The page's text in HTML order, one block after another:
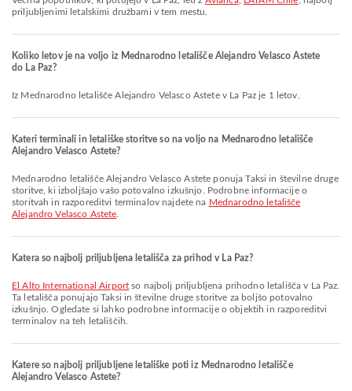
priljubljenimi letalskimi družbami v tem mestu.
Koliko letov je na voljo iz Mednarodno letališče Alejandro Velasco Astete
do La Paz?
Iz Mednarodno letališče Alejandro Velasco Astete v La Paz je 1 letov.
Kateri terminali in letališke storitve so na voljo na Mednarodno letališče
Alejandro Velasco Astete?
Mednarodno letališče Alejandro Velasco Astete ponuja Taksi in številne druge
storitve, ki izboljšajo vašo potovalno izkušnjo. Podrobne informacije o
storitvah in razporeditvi terminalov najdete na Mednarodno letališče
Alejandro Velasco Astete
Katera so najbolj priljubljena letališča za prihod v La Paz?
El Alto International Airport so najbolj priljubljena prihodno letališča v La Paz.
Ta letališča ponujajo Taksi in številne druge storitve za boljšo potovalno
izkušnjo. Ogledate si lahko podrobne informacije o objektih in razporeditvi
terminalov na teh letališčih.
Katere so najbolj priljubljene letališke poti iz Mednarodno letališče
Alejandro Velasco Astete?